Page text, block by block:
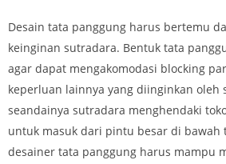
Desain tata panggung harus bertemu
keinginan sutradara. Bentuk tata
agar dapat mengakomodasi blocking
keperluan lainnya yang diinginkan oleh
seandainya sutradara menghendaki
untuk masuk dari pintu besar di bawah
desainer tata panggung harus mampu